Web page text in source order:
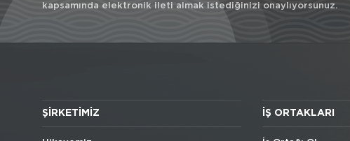
kapsamında elektronik ileti almak istediğinizi onaylıyorsunuz.
ŞIRKETIMIZ İŞ ORTAKLARI